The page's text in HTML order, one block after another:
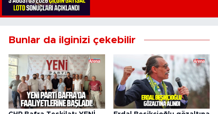
Bunlar da ilginizi çekebilir